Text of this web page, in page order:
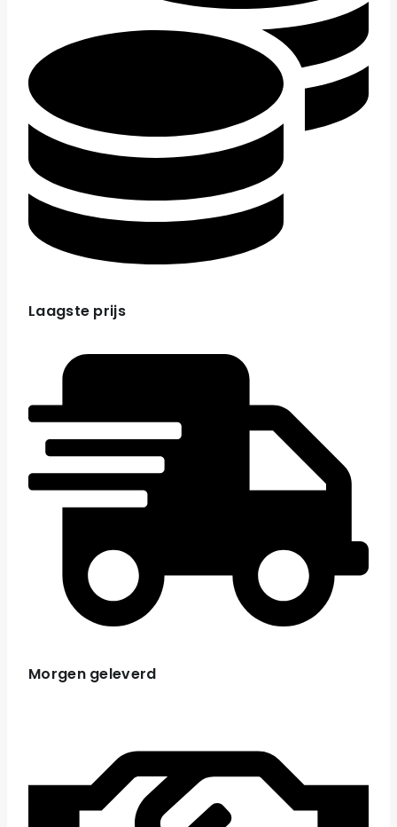
Laagste prijs
Morgen geleverd